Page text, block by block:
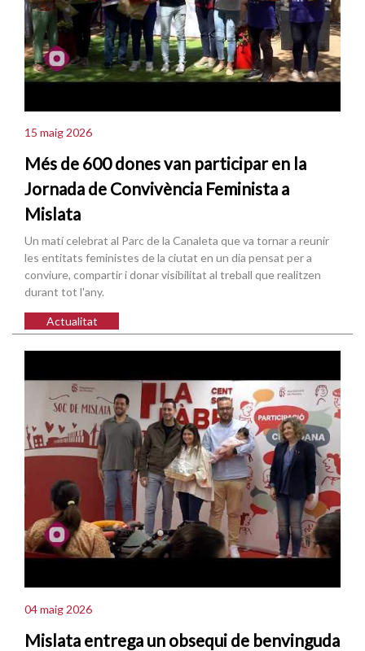
15 maig 2026
Més de 600 dones van participar en la
Jornada de Convivència Feminista a
Mislata
Un matí celebrat al Parc de la Canaleta que va tornar a reunir
les entitats feministes de la ciutat en un dia pensat per a
conviure, compartir i donar visibilitat al treball que realitzen
durant tot l'any.
Actualitat
04 maig 2026
Mislata entrega un obsequi de benvinguda